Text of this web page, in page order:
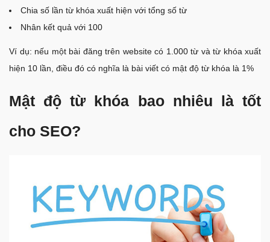
Chia số lần từ khóa xuất hiện với tổng số từ
Nhân kết quả với 100
Ví dụ: nếu một bài đăng trên website có 1.000 từ và từ khóa xuất
hiện 10 lần, điều đó có nghĩa là bài viết có mật độ từ khóa là 1%
Mật độ từ khóa bao nhiêu là tốt
cho SEO?